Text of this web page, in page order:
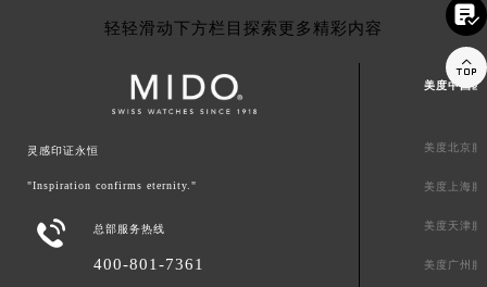
轻轻滑动下方栏目探索更多精彩内容
灵感印证永恒
"Inspiration confirms eternity."
 总部服务热线
400-801-7361
美度中国区
美度北京服
美度上海服
美度天津服
美度广州服

